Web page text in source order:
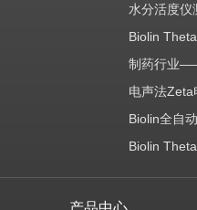
水分活度仪
制药行业